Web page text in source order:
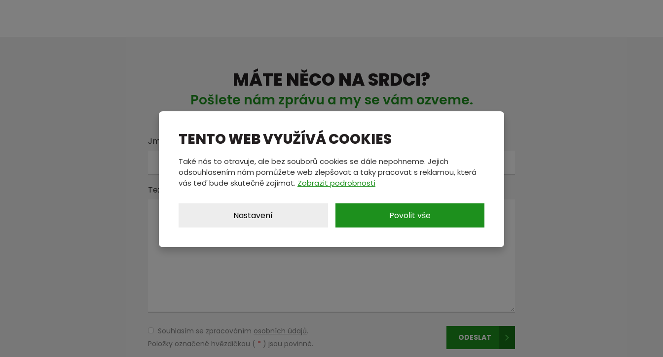
MÁTE NĚCO NA SRDCI?
Pošlete nám zprávu a my se vám ozveme.
Jméno a příjmení* E-mail*
Text zprávy
Souhlasím
se
zpracováním
Souhlasím se zpracováním osobních údajů.
Položky označené hvězdičkou ( * ) jsou povinné.
ODESLAT
TENTO WEB VYUŽÍVÁ COOKIES
Také nás to otravuje, ale bez souborů cookies se dále nepohneme. Jejich
odsouhlasením nám pomůžete web zlepšovat a taky pracovat s reklamou, která
vás teď bude skutečně zajímat. Zobrazit podrobnosti
Nastavení Povolit vše